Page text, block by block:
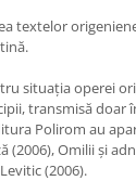
textelor
situația operei
transmisă doar
Polirom au
(2006), Omilii și
(2006).